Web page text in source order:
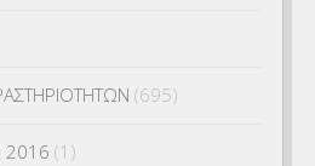
(695)
2016 (1)